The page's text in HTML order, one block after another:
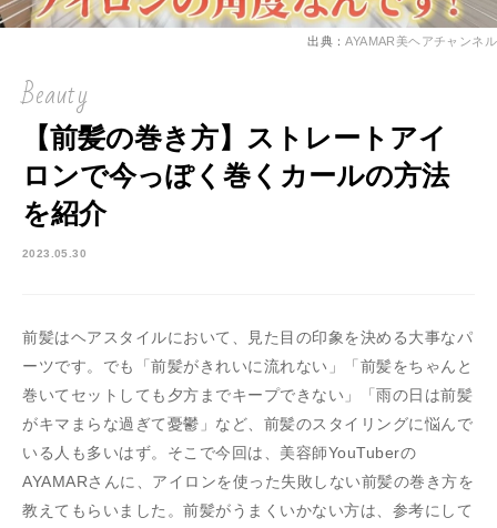
出典：AYAMAR美ヘアチャンネル
Beauty
【前髪の巻き方】ストレートアイ
ロンで今っぽく巻くカールの方法
を紹介
2023.05.30
前髪はヘアスタイルにおいて、見た目の印象を決める大事なパ
ーツです。でも「前髪がきれいに流れない」「前髪をちゃんと
巻いてセットしても夕方までキープできない」「雨の日は前髪
がキマまらな過ぎて憂鬱」など、前髪のスタイリングに悩んで
いる人も多いはず。そこで今回は、美容師YouTuberの
AYAMARさんに、アイロンを使った失敗しない前髪の巻き方を
教えてもらいました。前髪がうまくいかない方は、参考にして